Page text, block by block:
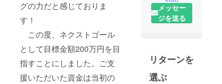
グの力だと感じておりま
す！
この度、ネクストゴール
として目標金額200万円を目
指すことにしました。ご支
援いただいた資金は当初の
和田
（COO）に
ました。現
在10名弱の
メンバーが
メッセー
ジを送る
リターンを
選ぶ